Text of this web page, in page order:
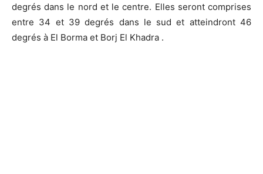
degrés dans le nord et le centre. Elles seront comprises
entre 34 et 39 degrés dans le sud et atteindront 46
degrés à El Borma et Borj El Khadra .